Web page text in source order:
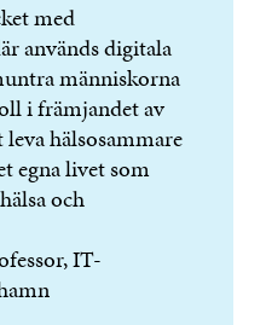
med
används digitala
människorna
i främjandet av
leva hälsosammare
egna livet som
och
IT-